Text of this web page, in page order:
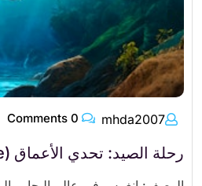
mhda2007
رحلة الصيد: تحدي الأعماق (Fishing Online)